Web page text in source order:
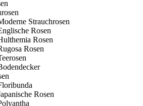
Strauchrosen
Rosen
Rosen
Rosen
Rosen